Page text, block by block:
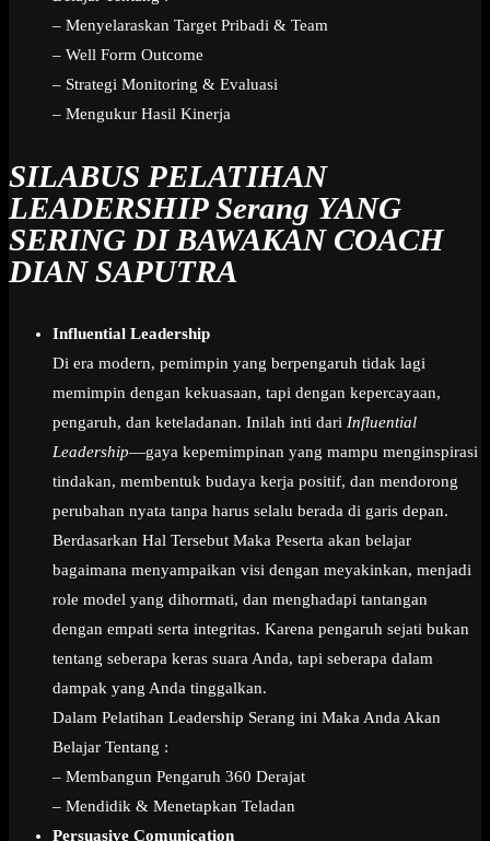
– Menyelaraskan Target Pribadi & Team
– Well Form Outcome
– Strategi Monitoring & Evaluasi
– Mengukur Hasil Kinerja
SILABUS PELATIHAN
LEADERSHIP Serang YANG
SERING DI BAWAKAN COACH
DIAN SAPUTRA
Influential Leadership
Di era modern, pemimpin yang berpengaruh tidak lagi
memimpin dengan kekuasaan, tapi dengan kepercayaan,
pengaruh, dan keteladanan. Inilah inti dari Influential
Leadership—gaya kepemimpinan yang mampu menginspirasi
tindakan, membentuk budaya kerja positif, dan mendorong
perubahan nyata tanpa harus selalu berada di garis depan.
Berdasarkan Hal Tersebut Maka Peserta akan belajar
bagaimana menyampaikan visi dengan meyakinkan, menjadi
role model yang dihormati, dan menghadapi tantangan
dengan empati serta integritas. Karena pengaruh sejati bukan
tentang seberapa keras suara Anda, tapi seberapa dalam
dampak yang Anda tinggalkan.
Dalam Pelatihan Leadership Serang ini Maka Anda Akan
Belajar Tentang :
– Membangun Pengaruh 360 Derajat
– Mendidik & Menetapkan Teladan
Persuasive Comunication